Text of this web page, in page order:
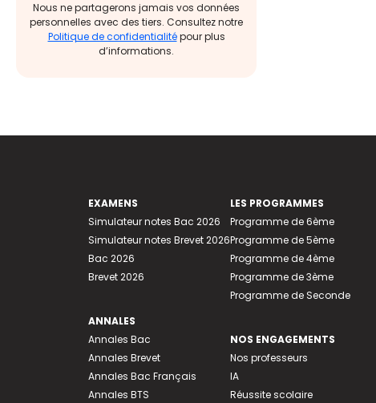
Nous ne partagerons jamais vos données
personnelles avec des tiers. Consultez notre
Politique de confidentialitépour plus
d’informations.
EXAMENS
Simulateur notes Bac 2026
Simulateur notes Brevet 2026
Bac 2026
Brevet 2026
ANNALES
Annales Bac
Annales Brevet
Annales Bac Français
Annales BTS
LES PROGRAMMES
Programme de 6ème
Programme de 5ème
Programme de 4ème
Programme de 3ème
Programme de Seconde
NOS ENGAGEMENTS
Nos professeurs
IA
Réussite scolaire